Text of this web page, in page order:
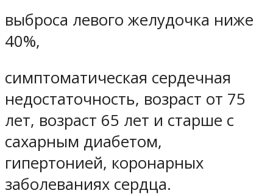
выброса левого желудочка ниже
40%,
симптоматическая сердечная
недостаточность, возраст от 75
лет, возраст 65 лет и старше с
сахарным диабетом,
гипертонией, коронарных
заболеваниях сердца.